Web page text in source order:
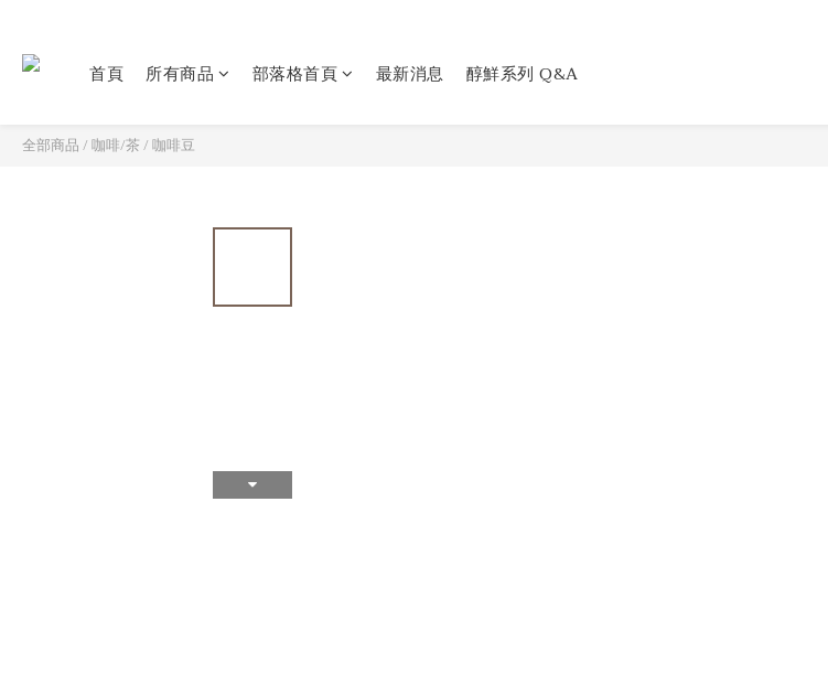
首頁 所有商品 部落格首頁 最新消息 醇鮮系列 Q&A
全部商品/咖啡/茶/咖啡豆